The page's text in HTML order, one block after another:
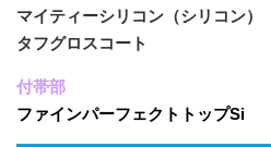
マイティーシリコン（シリコン）
タフグロスコート
付帯部
ファインパーフェクトトップSi